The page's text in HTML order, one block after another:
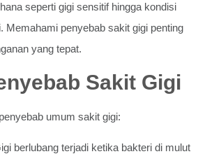
seperti gigi sensitif hingga kondisi
Memahami penyebab sakit gigi penting
yang tepat.
Sakit Gigi
umum sakit gigi:
berlubang terjadi ketika bakteri di mulut